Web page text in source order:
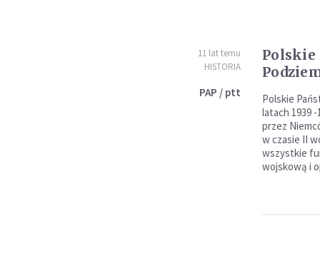
11 lat temu
HISTORIA
PAP / ptt
Polskie
Polskie
latach 1939
przez
w czasie II
wszystkie
wojskową i